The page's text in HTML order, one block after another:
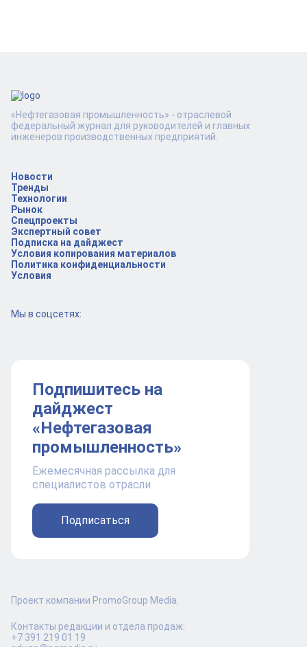
Новости
Тренды
Технологии
Рынок
Спецпроекты
Экспертный совет
Подписка на дайджест
Условия копирования материалов
Политика конфиденциальности
Условия
Мы в соцсетях:
Подпишитесь на
дайджест
«Нефтегазовая
промышленность»
Ежемесячная рассылка для
специалистов отрасли
Подписаться
«Нефтегазовая промышленность» - отраслевой
федеральный журнал для руководителей и главных
инженеров производственных предприятий.
Проект компании PromoGroup Media.
Контакты редакции и отдела продаж:
+7 391 219 01 19